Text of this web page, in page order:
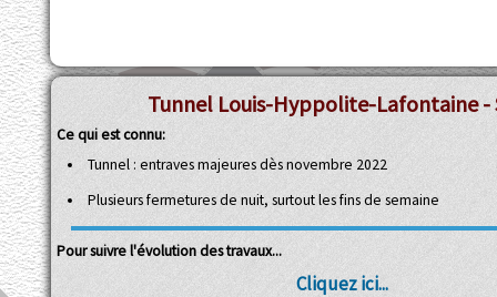
Tunnel Louis-Hyppolite-Lafontaine -
Ce qui est connu:
Tunnel : entraves majeures dès novembre 2022
Plusieurs fermetures de nuit, surtout les fins de semaine
Pour suivre l'évolution des travaux...
Cliquez ici...